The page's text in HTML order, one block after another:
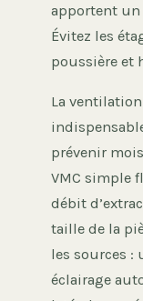
apportent
Évitez les
poussière et
La
prévenir
VMC simple
débit
taille de la
les sources :
éclairage